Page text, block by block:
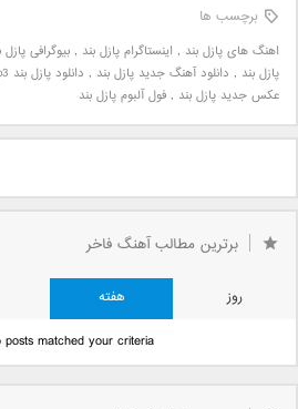
برچسب ها
اهنگ های پازل بند , اینستاگرام پازل بند , بیوگرافی پازل
پازل بند , دانلود آهنگ جدید پازل بند , دانلود پازل بند mp3 جدید
عکس جدید پازل بند , فول آلبوم پازل بند
برترین مطالب آهنگ فاخر
روز هفته
matched your criteria.